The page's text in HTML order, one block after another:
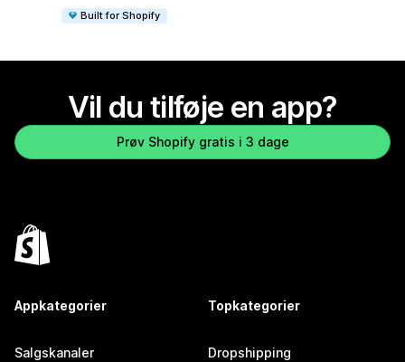
Built for Shopify
Vil du tilføje en app?
Prøv Shopify gratis i 3 dage
Appkategorier
Salgskanaler
Topkategorier
Dropshipping